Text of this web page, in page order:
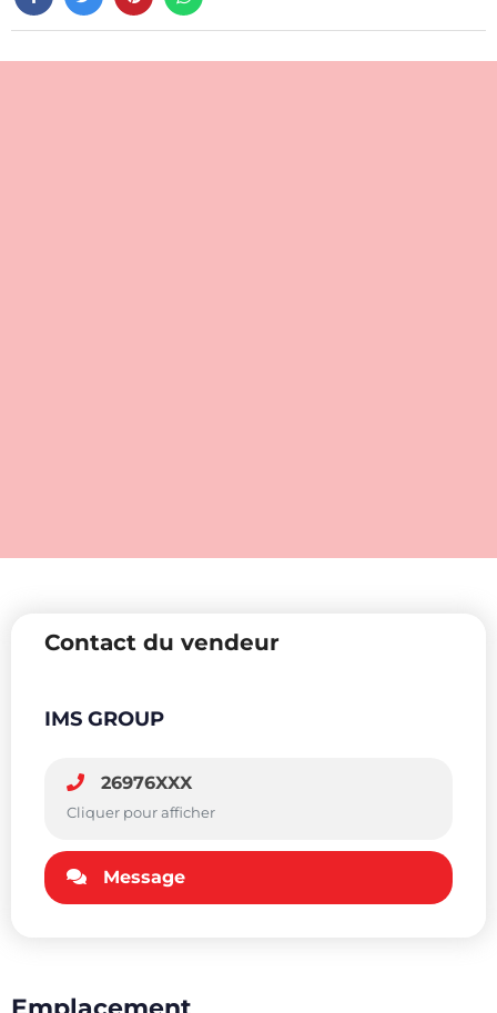
Contact du vendeur
IMS GROUP
26976XXX
Cliquer pour afficher
Message